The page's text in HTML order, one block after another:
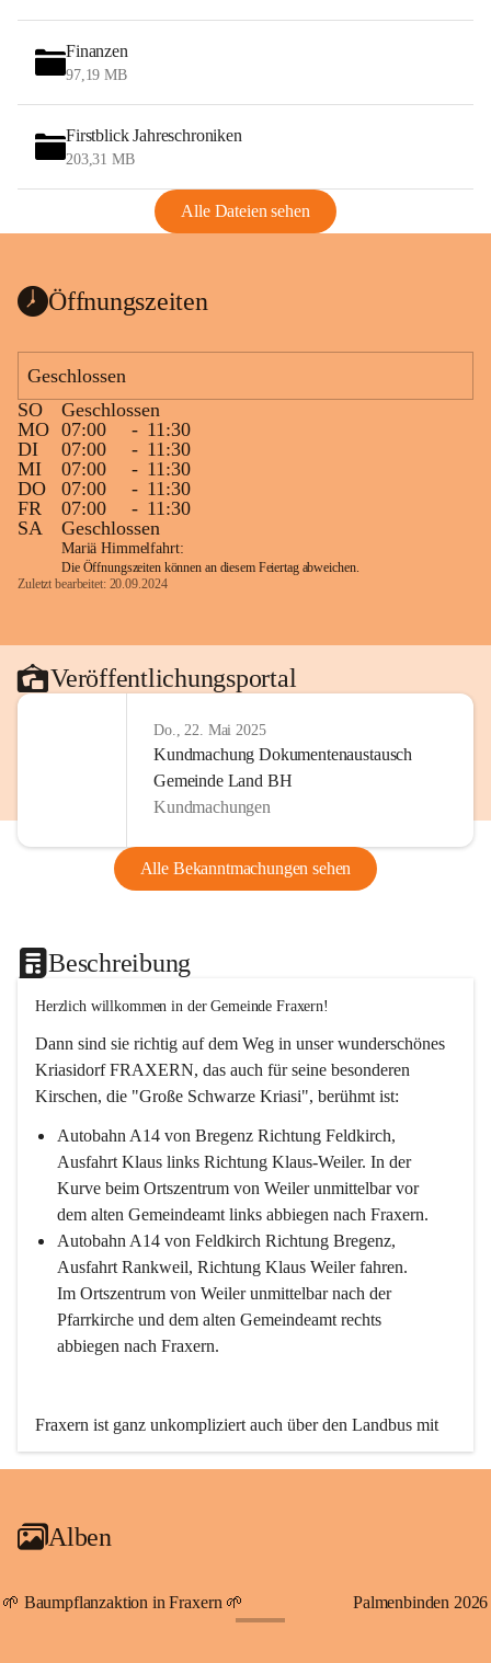
Finanzen
97,19 MB
Firstblick Jahreschroniken
203,31 MB
Alle Dateien sehen
Öffnungszeiten
Geschlossen
SO
Geschlossen
MO 07:00 - 11:30
DI
07:00 - 11:30
MI
07:00 - 11:30
DO
07:00 - 11:30
FR
07:00 - 11:30
SA
Geschlossen
Mariä Himmelfahrt:
Die Öffnungszeiten können an diesem Feiertag abweichen.
Zuletzt bearbeitet: 20.09.2024
Veröffentlichungsportal
Do., 22. Mai 2025
Kundmachung Dokumentenaustausch
Gemeinde Land BH
Kundmachungen
Alle Bekanntmachungen sehen
Beschreibung
Herzlich willkommen in der Gemeinde Fraxern!
Dann sind sie richtig auf dem Weg in unser wunderschönes
Kriasidorf FRAXERN, das auch für seine besonderen
Kirschen, die "Große Schwarze Kriasi", berühmt ist:
Autobahn A14 von Bregenz Richtung Feldkirch,
Ausfahrt Klaus links Richtung Klaus-Weiler. In der
Kurve beim Ortszentrum von Weiler unmittelbar vor
dem alten Gemeindeamt links abbiegen nach Fraxern.
Autobahn A14 von Feldkirch Richtung Bregenz,
Ausfahrt Rankweil, Richtung Klaus Weiler fahren.
Im Ortszentrum von Weiler unmittelbar nach der
Pfarrkirche und dem alten Gemeindeamt rechts
abbiegen nach Fraxern.
Fraxern ist ganz unkompliziert auch über den Landbus mit
den öffentlichen Verkehrsmitteln zu erreichen. Die Linie
An Samstagen, Sonn- und Feiertagen können Sie bequem
persönlichen Linienbus zur gewünschten Zeit zu Ihrer
Haltestelle bestellen. Sowohl von Weiler kommend nach
Alben
🌱 Baumpflanzaktion in Fraxern 🌱 Palmenbinden 2026